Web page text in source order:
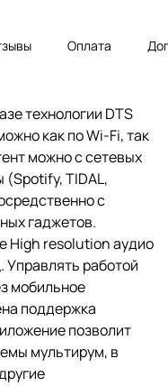
Оплата
технологии DTS
как по Wi-Fi, так
можно с сетевых
(Spotify, TIDAL,
с
гаджетов.
High resolution аудио
Управлять работой
мобильное
поддержка
позволит
мультирум, в